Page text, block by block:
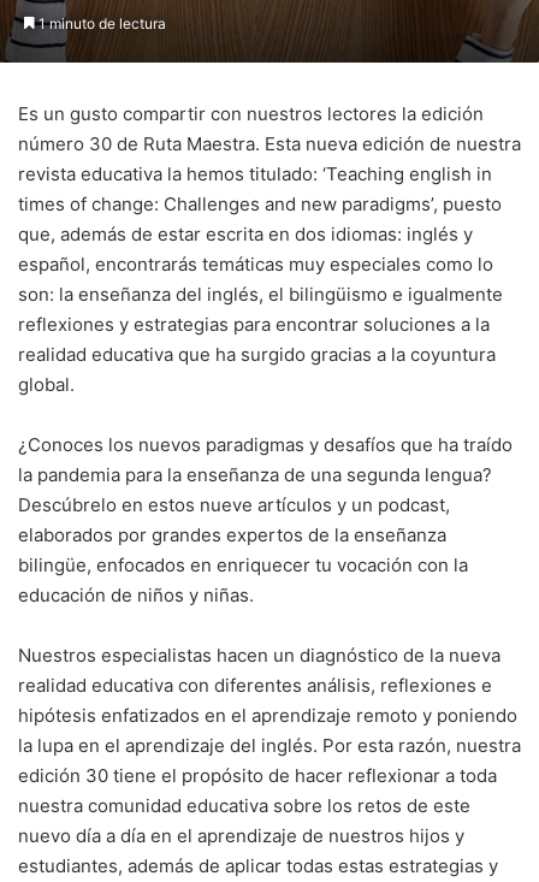
1 minuto de lectura
Es un gusto compartir con nuestros lectores la edición
número 30 de Ruta Maestra. Esta nueva edición de nuestra
revista educativa la hemos titulado: ‘Teaching english in
times of change: Challenges and new paradigms’, puesto
que, además de estar escrita en dos idiomas: inglés y
español, encontrarás temáticas muy especiales como lo
son: la enseñanza del inglés, el bilingüismo e igualmente
reflexiones y estrategias para encontrar soluciones a la
realidad educativa que ha surgido gracias a la coyuntura
global.
¿Conoces los nuevos paradigmas y desafíos que ha traído
la pandemia para la enseñanza de una segunda lengua?
Descúbrelo en estos nueve artículos y un podcast,
elaborados por grandes expertos de la enseñanza
bilingüe, enfocados en enriquecer tu vocación con la
educación de niños y niñas.
Nuestros especialistas hacen un diagnóstico de la nueva
realidad educativa con diferentes análisis, reflexiones e
hipótesis enfatizados en el aprendizaje remoto y poniendo
la lupa en el aprendizaje del inglés. Por esta razón, nuestra
edición 30 tiene el propósito de hacer reflexionar a toda
nuestra comunidad educativa sobre los retos de este
nuevo día a día en el aprendizaje de nuestros hijos y
estudiantes, además de aplicar todas estas estrategias y